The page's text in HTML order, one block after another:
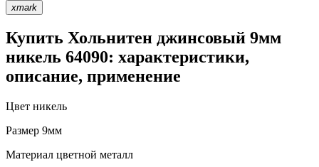
xmark
Купить Хольнитен джинсовый 9мм
никель 64090: характеристики,
описание, применение
Цвет никель
Размер 9мм
Материал цветной металл